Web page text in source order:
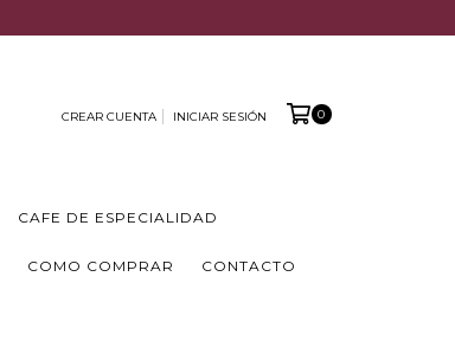
CREAR CUENTA INICIAR SESIÓN 0
CAFE DE ESPECIALIDAD
COMO COMPRAR CONTACTO